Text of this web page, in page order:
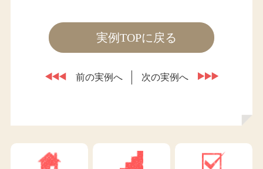
実例TOPに戻る
前の実例へ 次の実例へ